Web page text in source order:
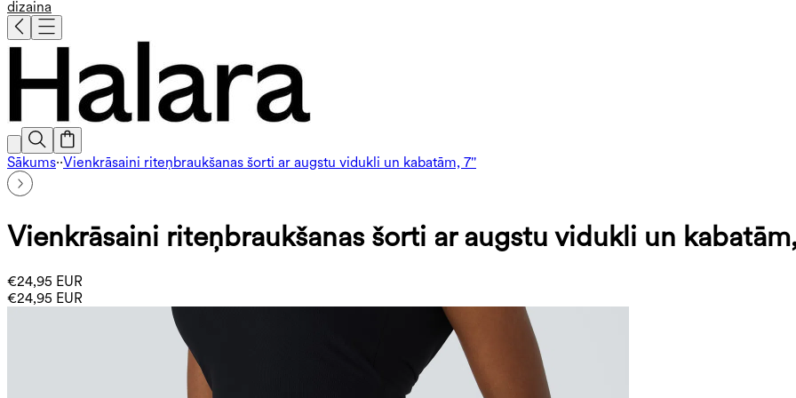
dizaina
Sākums··Vienkrāsaini riteņbraukšanas šorti ar augstu vidukli un kabatām, 7''
Vienkrāsaini riteņbraukšanas šorti ar augstu vidukli un
€24,95 EUR
€24,95 EUR